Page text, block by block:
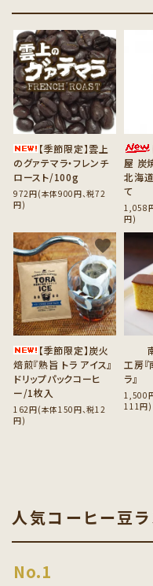
【季節限定】雲上
のグァテマラ・フレンチ
ロースト/100g
972円(本体900円、税72
円)
favorite
屋 炭
北海
て
1,058
円)
【季節限定】炭火
焙煎『熟旨 トラ アイス』
ドリップパックコーヒ
ー/1枚入
162円(本体150円、税12
円)
favorite
工房
ラ』
1,500
111円)
人気コーヒー豆ラ